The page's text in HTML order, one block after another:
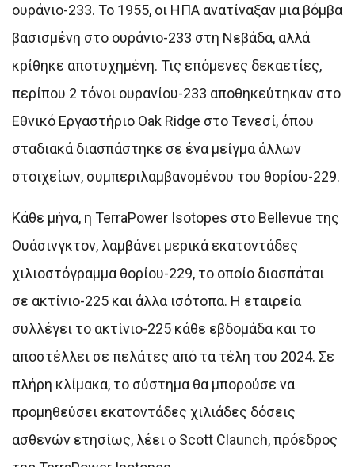
ουράνιο-233. Το 1955, οι ΗΠΑ ανατίναξαν μια βόμβα
βασισμένη στο ουράνιο-233 στη Νεβάδα, αλλά
κρίθηκε αποτυχημένη. Τις επόμενες δεκαετίες,
περίπου 2 τόνοι ουρανίου-233 αποθηκεύτηκαν στο
Εθνικό Εργαστήριο Oak Ridge στο Τενεσί, όπου
σταδιακά διασπάστηκε σε ένα μείγμα άλλων
στοιχείων, συμπεριλαμβανομένου του θορίου-229.
Κάθε μήνα, η TerraPower Isotopes στο Bellevue της
Ουάσινγκτον, λαμβάνει μερικά εκατοντάδες
χιλιοστόγραμμα θορίου-229, το οποίο διασπάται
σε ακτίνιο-225 και άλλα ισότοπα. Η εταιρεία
συλλέγει το ακτίνιο-225 κάθε εβδομάδα και το
αποστέλλει σε πελάτες από τα τέλη του 2024. Σε
πλήρη κλίμακα, το σύστημα θα μπορούσε να
προμηθεύσει εκατοντάδες χιλιάδες δόσεις
ασθενών ετησίως, λέει ο Scott Claunch, πρόεδρος